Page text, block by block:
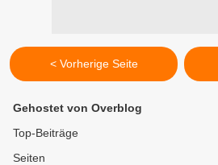
< Vorherige Seite
Gehostet von Overblog
Top-Beiträge
Seiten